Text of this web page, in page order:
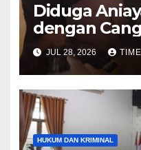
Diduga
dengan
Diamankan
JUL 28, 2026
HUKUM DAN KRIMINAL